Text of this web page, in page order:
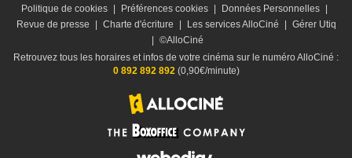
Politique de cookies
Préférences cookies Données Personnelles
Revue de presse
Charte d'écriture Les services AlloCiné
Gérer Utiq
©AlloCiné
Retrouvez tous les horaires et infos de votre cinéma sur le numéro AlloCiné :
0 892 892 892(0,90€/minute)